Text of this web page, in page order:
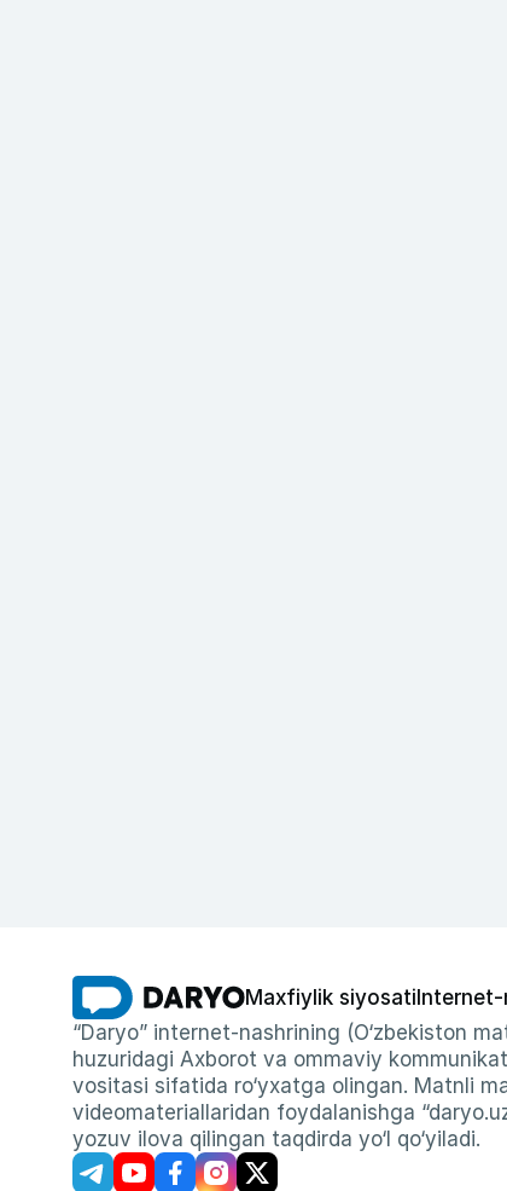
Maxfiylik siyosati
“Daryo” internet-nashrining (O‘zbekiston
huzuridagi Axborot va ommaviy
vositasi sifatida ro‘yxatga olingan. Matnli
videomateriallaridan foydalanishga
yozuv ilova qilingan taqdirda yo‘l qo‘yiladi.